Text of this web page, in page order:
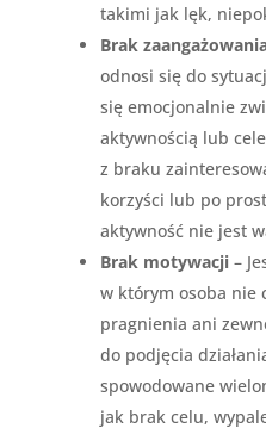
takimi jak lęk,
Brak
odnosi się do
się emocjonalnie
aktywnością lub
z braku
korzyści lub po
aktywność nie jest
Brak motywacji–
w którym osoba nie
pragnienia ani
do podjęcia
spowodowane
jak brak celu,